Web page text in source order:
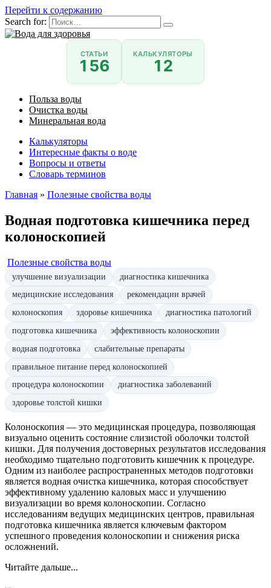
Перейти к содержанию
Search for:
СТАТЬИ
156
КАЛЬКУЛЯТОРЫ
12
Польза воды
Очистка воды
Минеральная вода
Калькуляторы
Интересные факты о воде
Вопросы и ответы
Словарь терминов
Главная » Полезные свойства воды
Водная подготовка кишечника перед
колоноскопией
Полезные свойства воды
улучшение визуализации
диагностика кишечника
медицинские исследования
рекомендации врачей
колоноскопия
здоровье кишечника
диагностика патологий
подготовка кишечника
эффективность колоноскопии
водная подготовка
слабительные препараты
правильное питание перед колоноскопией
процедура колоноскопии
диагностика заболеваний
здоровье толстой кишки
Колоноскопия — это медицинская процедура, позволяющая
визуально оценить состояние слизистой оболочки толстой
кишки. Для получения достоверных результатов исследования
необходимо тщательно подготовить кишечник к процедуре.
Одним из наиболее распространенных методов подготовки
является водная очистка кишечника, которая способствует
эффективному удалению каловых масс и улучшению
визуализации во время колоноскопии. Согласно
исследованиям ведущих медицинских центров, правильная
подготовка кишечника является ключевым фактором
успешного проведения колоноскопии и снижения риска
осложнений.
Читайте дальше...